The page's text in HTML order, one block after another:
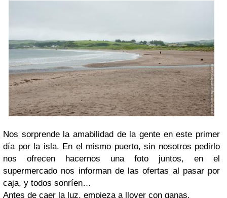
Nos sorprende la amabilidad de la gente en este primer
día por la isla. En el mismo puerto, sin nosotros pedirlo
nos ofrecen hacernos una foto juntos, en el
supermercado nos informan de las ofertas al pasar por
caja, y todos sonríen…
Antes de caer la luz, empieza a llover con ganas.